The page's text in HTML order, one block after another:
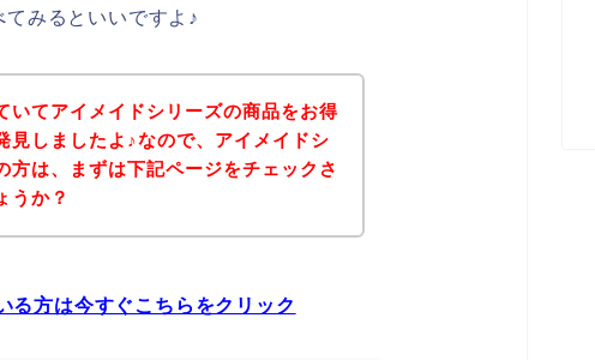
みるといいですよ♪
いてアイメイドシリーズの商品をお得
見しましたよ♪なので、アイメイドシ
方は、まずは下記ページをチェックさ
うか？
る方は今すぐこちらをクリック